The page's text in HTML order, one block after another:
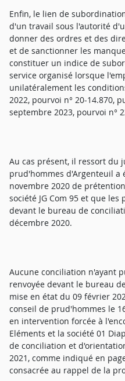
Enfin, le lien de
d'un travail sous l'autorité
donner des ordres et des
et de sanctionner les
constituer un indice de
service organisé lorsque
unilatéralement les
2022, pourvoi n° 20-14.870,
septembre 2023, pourvoi n°
Au cas présent, il ressort du
prud'hommes d'Argenteuil a
novembre 2020 de
société JG Com 95 et que
devant le bureau de
décembre 2020.
Aucune conciliation n'ayant
renvoyée devant le bureau
mise en état du 09 février
conseil de prud'hommes le
en intervention forcée à
Eléments et la société 01
de conciliation et
2021, comme indiqué en
consacrée au rappel de la